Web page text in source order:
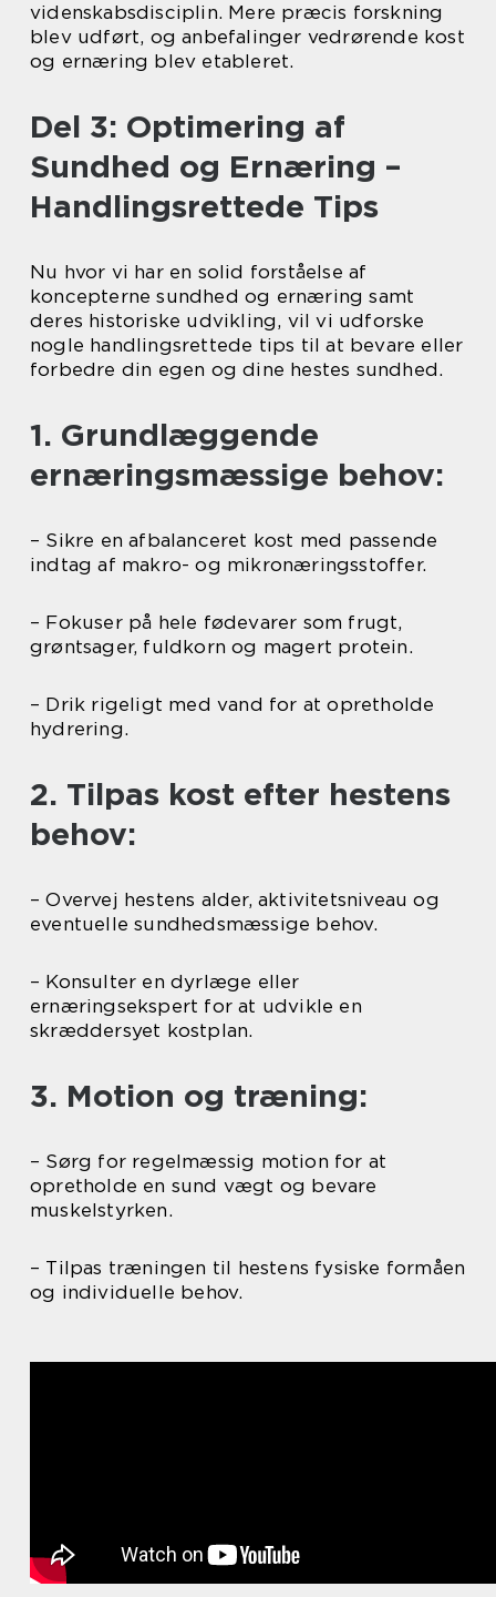
videnskabsdisciplin. Mere præcis forskning
blev udført, og anbefalinger vedrørende kost
og ernæring blev etableret.
Del 3: Optimering af
Sundhed og Ernæring –
Handlingsrettede Tips
Nu hvor vi har en solid forståelse af
koncepterne sundhed og ernæring samt
deres historiske udvikling, vil vi udforske
nogle handlingsrettede tips til at bevare eller
forbedre din egen og dine hestes sundhed.
1. Grundlæggende
ernæringsmæssige behov:
– Sikre en afbalanceret kost med passende
indtag af makro- og mikronæringsstoffer.
– Fokuser på hele fødevarer som frugt,
grøntsager, fuldkorn og magert protein.
– Drik rigeligt med vand for at opretholde
hydrering.
2. Tilpas kost efter hestens
behov:
– Overvej hestens alder, aktivitetsniveau og
eventuelle sundhedsmæssige behov.
– Konsulter en dyrlæge eller
ernæringsekspert for at udvikle en
skræddersyet kostplan.
3. Motion og træning:
– Sørg for regelmæssig motion for at
opretholde en sund vægt og bevare
muskelstyrken.
– Tilpas træningen til hestens fysiske formåen
og individuelle behov.